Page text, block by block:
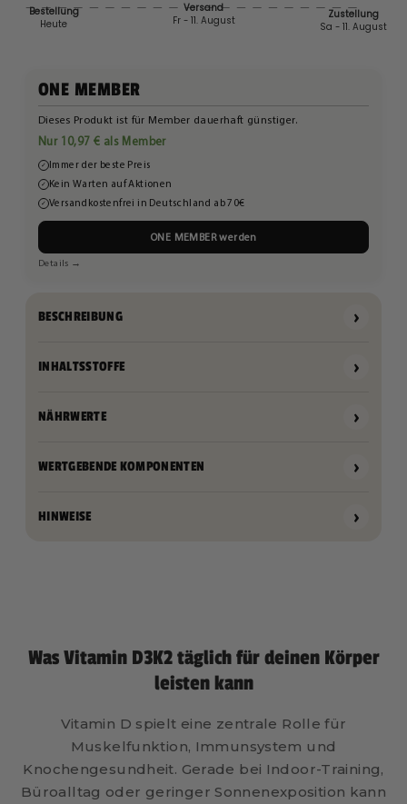
Bestellung
Heute
Versand
Fr - 11. August
Zustellung
Sa - 11. August
ONE MEMBER
Dieses Produkt ist für Member dauerhaft günstiger.
Nur 10,97 € als Member
✓ Immer der beste Preis
✓ Kein Warten auf Aktionen
✓ Versandkostenfrei in Deutschland ab 70€
ONE MEMBER werden
Details →
BESCHREIBUNG ›
INHALTSSTOFFE ›
NÄHRWERTE ›
WERTGEBENDE KOMPONENTEN ›
HINWEISE ›
Was Vitamin D3K2 täglich für deinen Körper
leisten kann
Vitamin D spielt eine zentrale Rolle für
Muskelfunktion, Immunsystem und
Knochengesundheit. Gerade bei Indoor-Training,
Büroalltag oder geringer Sonnenexposition kann